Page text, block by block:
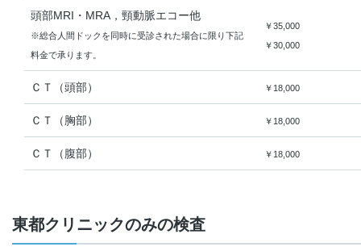
頭部MRI・MRA，頸動脈エコー他
※総合人間ドックを同時に受診された場合に限り下記
料金で承ります。
￥35,000
￥30,000
ＣＴ（頭部） ￥18,000
ＣＴ（胸部） ￥18,000
ＣＴ（腹部） ￥18,000
東都クリニックのみの検査